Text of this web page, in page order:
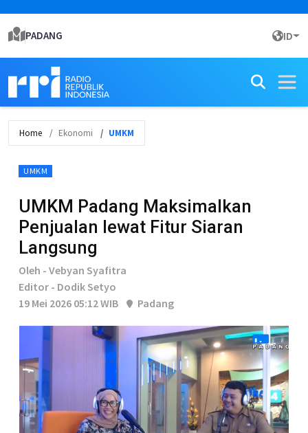
PADANG ID
Home Ekonomi UMKM
UMKM
UMKM Padang Maksimalkan
Penjualan lewat Fitur Siaran
Langsung
Oleh - Vebyan Syafitra
Editor - Dodik Setyo
19 Mei 2026 05:12 WIB
Padang